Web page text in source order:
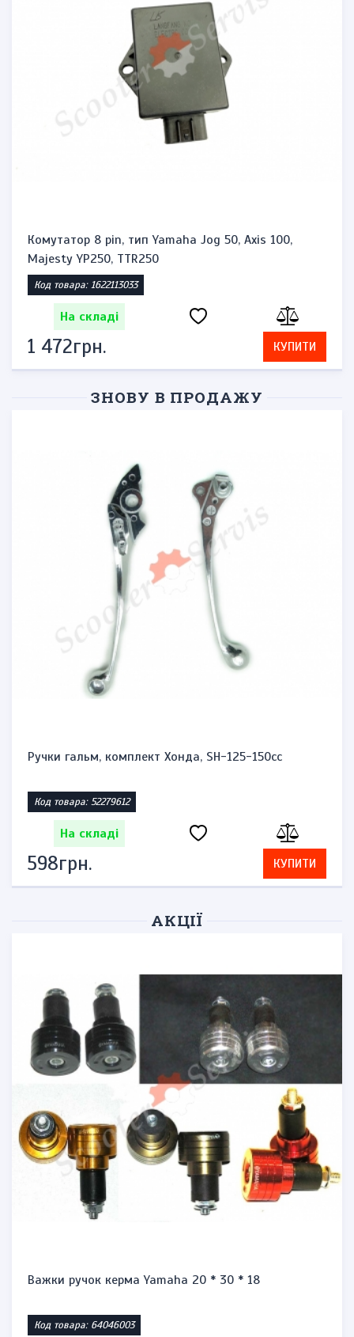
Комутатор 8 pin, тип Yamaha Jog 50, Axis 100,
Majesty YP250, TTR250
Код товара: 1622113033
На складі
1 472грн. КУПИТИ
ЗНОВУ В ПРОДАЖУ
Ручки гальм, комплект Хонда, SH-125-150cc
Код товара: 52279612
На складі
598грн. КУПИТИ
АКЦІЇ
Важки ручок керма Yamaha 20 * 30 * 18
Код товара: 64046003